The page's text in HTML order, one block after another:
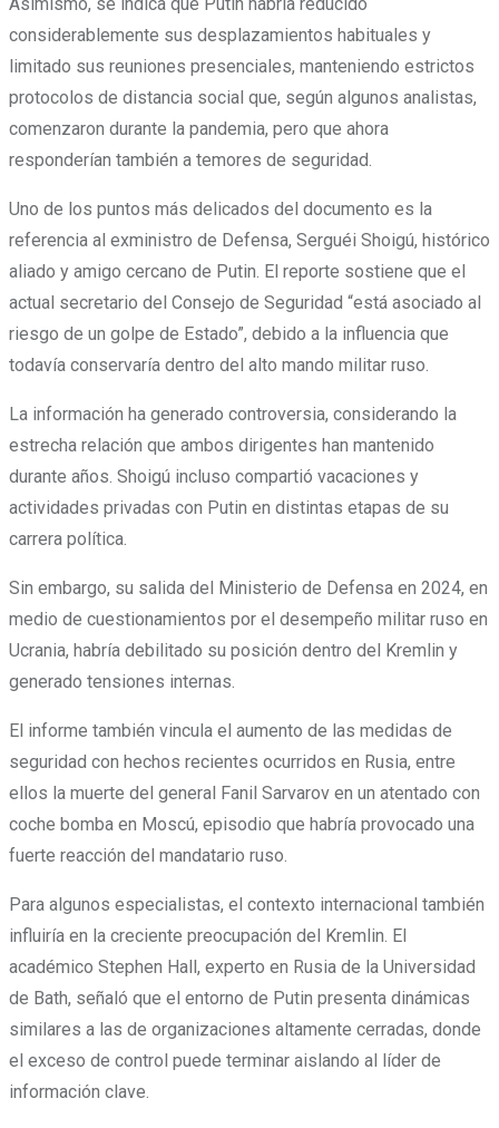
considerablemente sus desplazamientos habituales y
limitado sus reuniones presenciales, manteniendo estrictos
protocolos de distancia social que, según algunos analistas,
comenzaron durante la pandemia, pero que ahora
responderían también a temores de seguridad.
Uno de los puntos más delicados del documento es la
referencia al exministro de Defensa, Serguéi Shoigú, histórico
aliado y amigo cercano de Putin. El reporte sostiene que el
actual secretario del Consejo de Seguridad “está asociado al
riesgo de un golpe de Estado”, debido a la influencia que
todavía conservaría dentro del alto mando militar ruso.
La información ha generado controversia, considerando la
estrecha relación que ambos dirigentes han mantenido
durante años. Shoigú incluso compartió vacaciones y
actividades privadas con Putin en distintas etapas de su
carrera política.
Sin embargo, su salida del Ministerio de Defensa en 2024, en
medio de cuestionamientos por el desempeño militar ruso en
Ucrania, habría debilitado su posición dentro del Kremlin y
generado tensiones internas.
El informe también vincula el aumento de las medidas de
seguridad con hechos recientes ocurridos en Rusia, entre
ellos la muerte del general Fanil Sarvarov en un atentado con
coche bomba en Moscú, episodio que habría provocado una
fuerte reacción del mandatario ruso.
Para algunos especialistas, el contexto internacional también
influiría en la creciente preocupación del Kremlin. El
académico Stephen Hall, experto en Rusia de la Universidad
de Bath, señaló que el entorno de Putin presenta dinámicas
similares a las de organizaciones altamente cerradas, donde
el exceso de control puede terminar aislando al líder de
información clave.